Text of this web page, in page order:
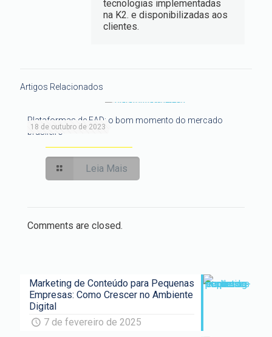
tecnologias implementadas
na K2. e disponibilizadas aos
clientes.
Artigos Relacionados
18 de outubro de 2023
Plataformas de EAD: o bom momento do mercado
brasileiro
Leia Mais
Comments are closed.
Marketing de Conteúdo para Pequenas
Empresas: Como Crescer no Ambiente
Digital
7 de fevereiro de 2025